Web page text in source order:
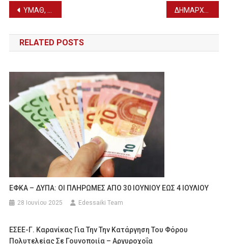
Πλοήγηση
άρθρων
ΥΜΑΘ, ΣΤ. ΚΑΛΑΦΑΤΗΣ: “Η Ελλάδα είναι εδώ. Ισότιμος εταίρος της μεγάλης ευρωπαϊκής οικογένειας” (ΦΩΤΟ)
RELATED POSTS
ΕΦΚΑ – ΔΥΠΑ: ΟΙ ΠΛΗΡΩΜΕΣ ΑΠΟ 30 ΙΟΥΝΙΟΥ ΕΩΣ 4 ΙΟΥΛΙΟΥ
28 Ιουνίου 2025 Edessaiki Team
ΕΣΕΕ-Γ. Καρανίκας Για Την Την Κατάργηση Του Φόρου
Πολυτελείας Σε Γουνοποιία – Αργυροχοΐα